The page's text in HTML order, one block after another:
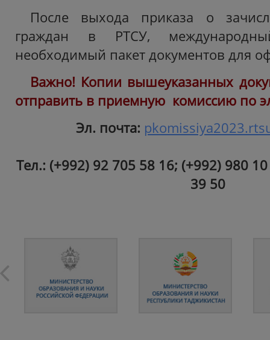
После выхода приказа о
граждан в РТСУ,
необходимый пакет документов для
Важно! Копии вышеуказанных
отправить в приемную комиссию по
Эл. почта:
Тел.: (+992) 92 705 58 16; (+992) 980
39 50